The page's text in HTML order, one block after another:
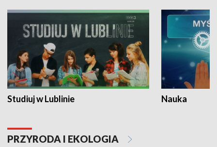
Studiuj w Lublinie Nauka
PRZYRODA I EKOLOGIA